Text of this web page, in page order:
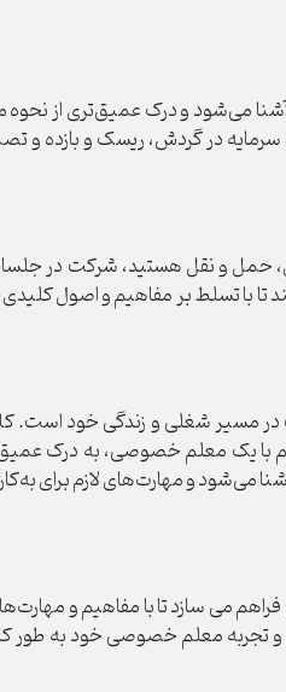
می‌شود و درک عمیق‌تری از
در گردش، ریسک و بازده و
حمل و نقل هستید، شرکت در
با تسلط بر مفاهیم و اصول
در مسیر شغلی و زندگی خود
با یک معلم خصوصی، به درک
می‌شود و مهارت‌های لازم برای
می سازد تا با مفاهیم و
و تجربه معلم خصوصی خود به